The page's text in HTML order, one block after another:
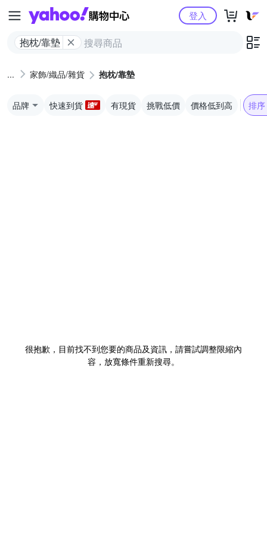
Yahoo購物中心
抱枕/靠墊
登入
家飾/織品/雜貨 抱枕/靠墊
品牌 快速到貨 有現貨 挑戰低價 價格低到高 排序
很抱歉，目前找不到您要的商品及資訊，請嘗試調整限縮內
容，放寬條件重新搜尋。